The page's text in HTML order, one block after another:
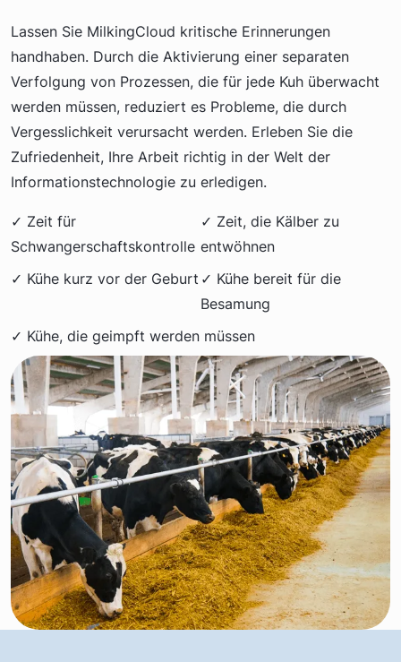
Lassen Sie MilkingCloud kritische Erinnerungen
handhaben. Durch die Aktivierung einer separaten
Verfolgung von Prozessen, die für jede Kuh überwacht
werden müssen, reduziert es Probleme, die durch
Vergesslichkeit verursacht werden. Erleben Sie die
Zufriedenheit, Ihre Arbeit richtig in der Welt der
Informationstechnologie zu erledigen.
✓ Zeit für
Schwangerschaftskontrolle
✓ Zeit, die Kälber zu
entwöhnen
✓ Kühe kurz vor der Geburt ✓ Kühe bereit für die
Besamung
✓ Kühe, die geimpft werden müssen